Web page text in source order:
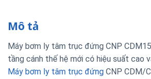
Mô tả
Máy bơm ly tâm trục đứng CNP
tầng cánh thế hệ mới có hiệu suất cao
Máy bơm ly tâm trục đứng CNP CDM/